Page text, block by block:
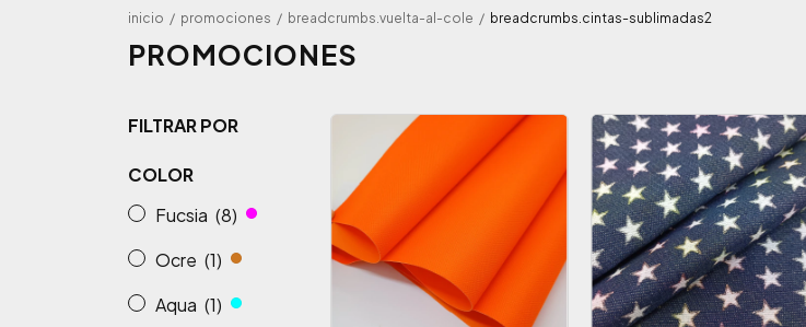
inicio / promociones / breadcrumbs.vuelta-al-cole / breadcrumbs.cintas-sublimadas2
PROMOCIONES
FILTRAR POR
COLOR
Fucsia (8)
Ocre (1)
Aqua (1)